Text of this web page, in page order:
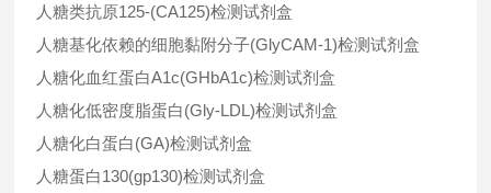
人糖类抗原125-(CA125)检测试剂盒
人糖基化依赖的细胞黏附分子(GlyCAM-1)检测试剂盒
人糖化血红蛋白A1c(GHbA1c)检测试剂盒
人糖化低密度脂蛋白(Gly-LDL)检测试剂盒
人糖化白蛋白(GA)检测试剂盒
人糖蛋白130(gp130)检测试剂盒